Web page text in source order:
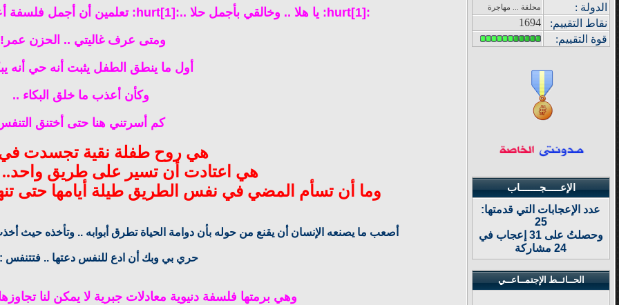
الدولة : محلقة ... مهاجرة
نقاط التقييم:
1694
قوة التقييم:
الإعـــــجـــــــاب
عدد الإعجابات التي قدمتها:
25
وحصلتُ على 31 إعجاب في
24 مشاركة
الحــائــط الإجتمــاعــي
:hurt[1]: يا هلا .. وخالقي بأجمل حلا ..:hurt[1]: تعلمين أن أجمل فلسفة أعشقها هي التي تشاطريني أيها :qtrat (8):
ومتى عرف غاليتي .. الحزن
أول ما ينطق الطفل يثبت أنه حي أنه
وكأن أعذب ما خلق البكاء ..
كم أسرتني هنا حتى أختنق
هي روح طفلة نقية تجسدت في
هي اعتادت أن تسير على طريق واحد..
وما أن تسأم المضي في نفس الطريق طيلة أيامها حتى
أصعب ما يصنعه الإنسان أن يقنع من حوله بأن دوامة الحياة تطرق أبوابه .. وتأخذه حيث
حري بي وبك أن ادع للنفس دعتها .. فتتنفس :kn7[1]:
وهي برمتها فلسفة دنيوية معادلات جبرية لا يمكن لنا